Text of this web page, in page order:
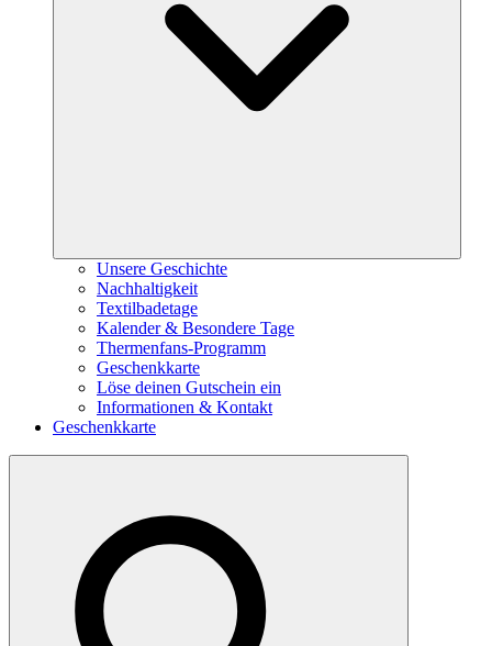
Unsere Geschichte
Nachhaltigkeit
Textilbadetage
Kalender & Besondere Tage
Thermenfans-Programm
Geschenkkarte
Löse deinen Gutschein ein
Informationen & Kontakt
Geschenkkarte